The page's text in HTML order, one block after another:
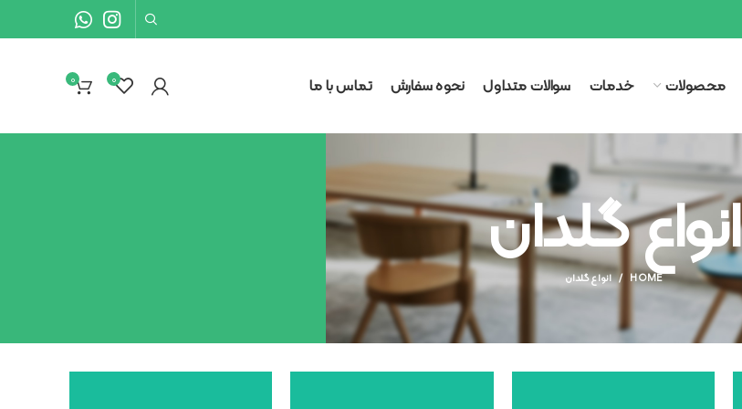
محصولات خدمات سوالات متداول نحوه سفارش تماس با ما ۰ 0
انواع گلدان
HOME انواع گلدان